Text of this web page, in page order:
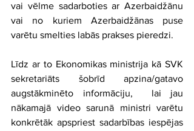
vai vēlme sadarboties ar Azerbaidžānu
vai no kuriem Azerbaidžānas puse
varētu smelties labās prakses pieredzi.
Līdz ar to Ekonomikas ministrija kā SVK
sekretariāts šobrīd apzina/gatavo
augstākminēto informāciju,  lai jau
nākamajā video sarunā ministri varētu
konkrētāk apspriest sadarbības iespējas